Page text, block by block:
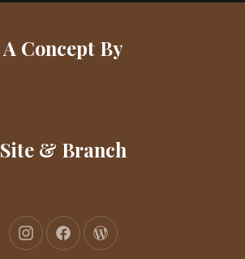
A Concept By
Site & Branch
New Window
New WindowNew Window